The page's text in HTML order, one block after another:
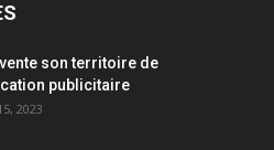
son territoire de
publicitaire
2023